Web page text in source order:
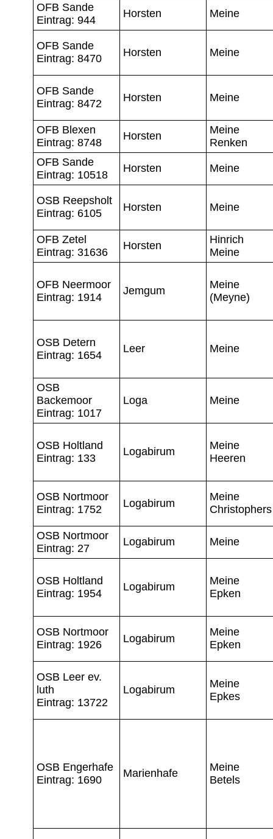
OFB Sande
Eintrag: 944
Horsten Meine
OFB Sande
Eintrag: 8470
Horsten Meine
OFB Sande
Eintrag: 8472
Horsten Meine
OFB Blexen
Eintrag: 8748
Horsten
Meine
Renken
OFB Sande
Eintrag: 10518
Horsten Meine
OSB Reepsholt
Eintrag: 6105
Horsten Meine
OFB Zetel
Eintrag: 31636
Horsten
Hinrich
Meine
OFB Neermoor
Eintrag: 1914
Jemgum
Meine
(Meyne)
OSB Detern
Eintrag: 1654
Leer Meine
OSB
Backemoor
Eintrag: 1017
Loga Meine
OSB Holtland
Eintrag: 133
Logabirum
Meine
Heeren
OSB Nortmoor
Eintrag: 1752
Logabirum
Meine
Christophers
OSB Nortmoor
Eintrag: 27
Logabirum Meine
OSB Holtland
Eintrag: 1954
Logabirum
Meine
Epken
OSB Nortmoor
Eintrag: 1926
Logabirum
Meine
Epken
OSB Leer ev.
luth
Eintrag: 13722
Logabirum
Meine
Epkes
OSB Engerhafe
Eintrag: 1690
Marienhafe
Meine
Betels